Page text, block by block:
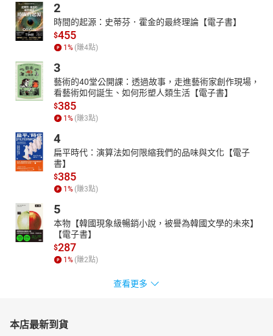
2
時間的起源：史蒂芬．霍金的最終理論【電子書】
$455
1 % (賺4點)
3
藝術的40堂公開課：透過故事，走進藝術家創作現場，
看藝術如何誕生、如何形塑人類生活【電子書】
$385
1 % (賺3點)
4
扁平時代：演算法如何限縮我們的品味與文化【電子
書】
$385
1 % (賺3點)
5
本物【韓國現象級暢銷小說，被譽為韓國文學的未來】
【電子書】
$287
1 % (賺2點)
查看更多
本店最新到貨